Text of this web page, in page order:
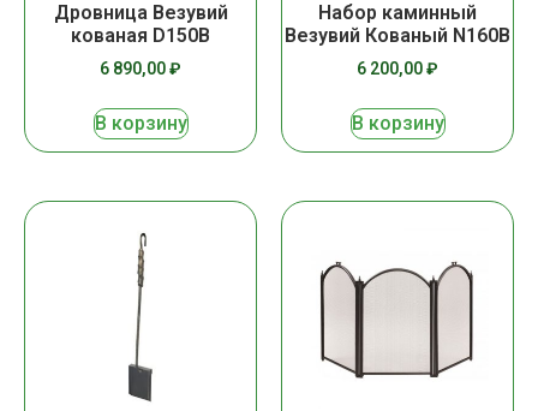
Дровница Везувий
кованая D150B
6 890,00₽
В корзину
Набор каминный
Везувий Кованый N160B
6 200,00₽
В корзину